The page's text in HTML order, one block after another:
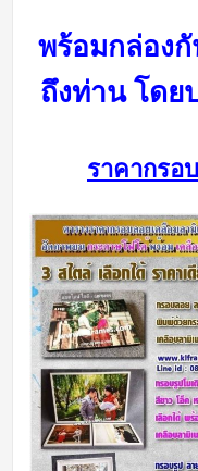
พร้อมกล่อง
ถึงท่าน โดย
ราคากรอ